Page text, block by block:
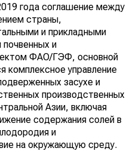
года соглашение между
страны,
и прикладными
почвенных и
ФАО/ГЭФ, основной
комплексное управление
засухе и
производственных
Азии, включая
содержания солей в
и
на окружающую среду.